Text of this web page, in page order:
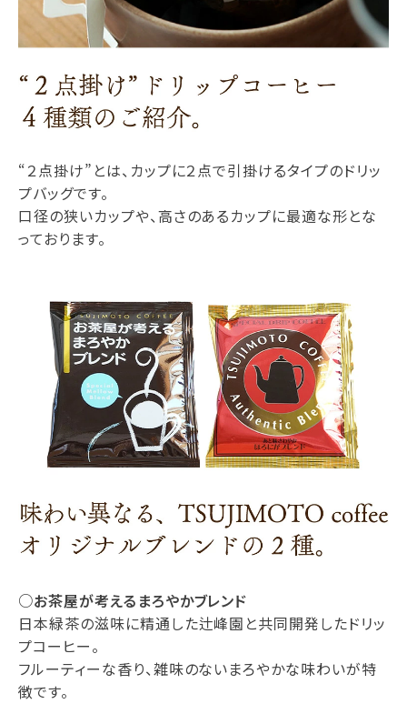
“２点掛け”とは、カップに２点で引掛けるタイプのドリッ
プバッグです。
口径の狭いカップや、高さのあるカップに最適な形とな
っております。
○お茶屋が考えるまろやかブレンド
日本緑茶の滋味に精通した辻峰園と共同開発したドリッ
プコーヒー。
フルーティーな香り、雑味のないまろやかな味わいが特
徴です。